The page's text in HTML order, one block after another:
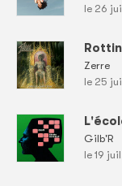
le 26
Zerre
le 25
Gilb'R
le 19